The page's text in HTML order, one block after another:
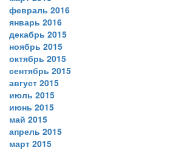
февраль 2016
январь 2016
декабрь 2015
ноябрь 2015
октябрь 2015
сентябрь 2015
август 2015
июль 2015
июнь 2015
май 2015
апрель 2015
март 2015